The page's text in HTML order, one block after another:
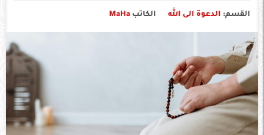
القسم: الدعوة الى الله الكاتب MaHa